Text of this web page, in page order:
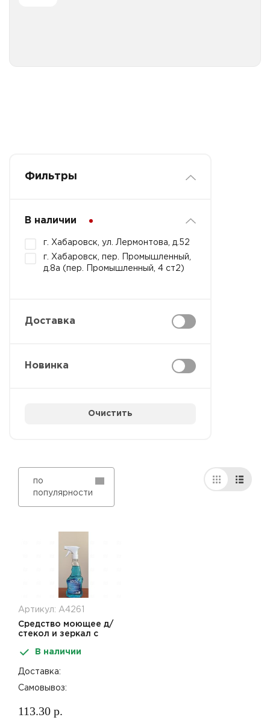
Фильтры
В наличии
г. Хабаровск, ул. Лермонтова, д.52
г. Хабаровск, пер. Промышленный,
д.8а (пер. Промышленный, 4 ст2)
Доставка
Новинка
Очистить
по
популярности
Артикул: А4261
Средство моющее д/
стекол и зеркал с
В наличии
Доставка:
Самовывоз:
113.30 р.